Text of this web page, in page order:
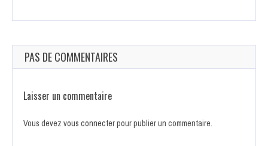
PAS DE COMMENTAIRES
Laisser un commentaire
Vous devez vous connecterpour publier un commentaire.